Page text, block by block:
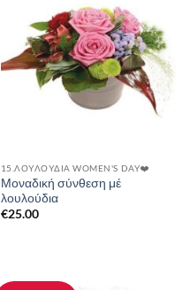
15.ΛΟΥΛΟΎΔΙΑ WOMEN'S DAY❤️
Μοναδική σύνθεση μέ
λουλούδια
€25.00